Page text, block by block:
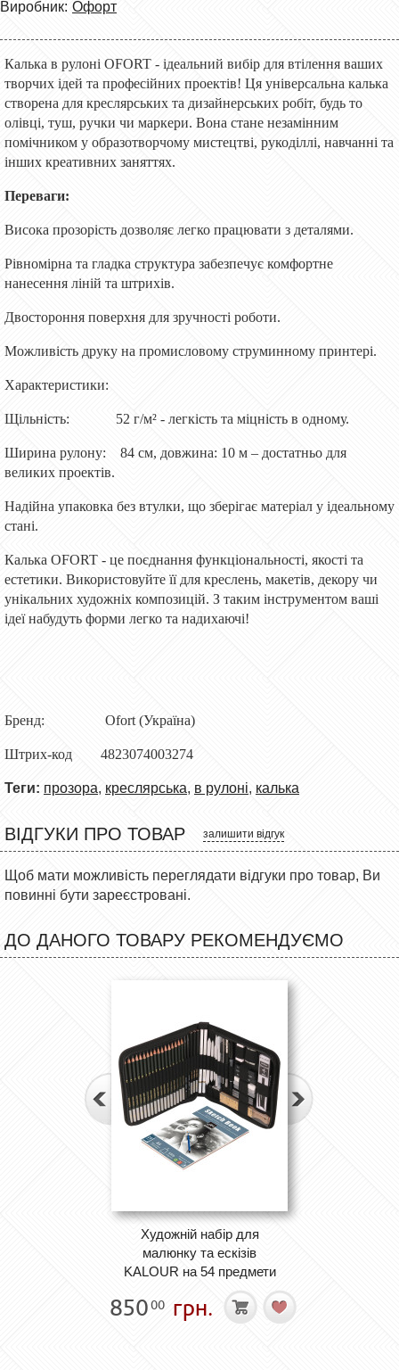
Виробник: Офорт
Калька в рулоні OFORT - ідеальний вибір для втілення ваших
творчих ідей та професійних проектів! Ця універсальна калька
створена для креслярських та дизайнерських робіт, будь то
олівці, туш, ручки чи маркери. Вона стане незамінним
помічником у образотворчому мистецтві, рукоділлі, навчанні та
інших креативних заняттях.
Переваги:
Висока прозорість дозволяє легко працювати з деталями.
Рівномірна та гладка структура забезпечує комфортне
нанесення ліній та штрихів.
Двостороння поверхня для зручності роботи.
Можливість друку на промисловому струминному принтері.
Характеристики:
Щільність: 52 г/м² - легкість та міцність в одному.
Ширина рулону: 84 см, довжина: 10 м – достатньо для
великих проектів.
Надійна упаковка без втулки, що зберігає матеріал у ідеальному
стані.
Калька OFORT - це поєднання функціональності, якості та
естетики. Використовуйте її для креслень, макетів, декору чи
унікальних художніх композицій. З таким інструментом ваші
ідеї набудуть форми легко та надихаючі!
Бренд: Ofort (Україна)
Штрих-код 4823074003274
Теги: прозора, креслярська, в рулоні, калька
ВІДГУКИ ПРО ТОВАР залишити відгук
Щоб мати можливість переглядати відгуки про товар, Ви
повинні бути зареєстровані.
ДО ДАНОГО ТОВАРУ РЕКОМЕНДУЄМО
Художній набір для
малюнку та ескізів
KALOUR на 54 предмети
85000 грн.